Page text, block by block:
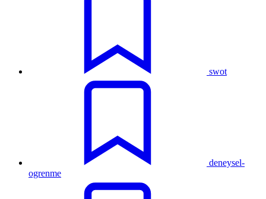
swot
deneysel-
ogrenme